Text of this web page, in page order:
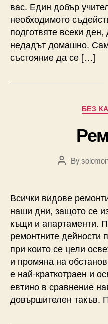
вас. Един добър
необходимото
подготвяте всеки
недадът домашно.
състояние да се […]
БЕЗ
PostBy
Всички видове
наши дни, защото се
къщи и апартаменти.
ремонтните дейности
при които се цели
и промяна на
е най-краткотраен и
евтино в сравнение
довършителен такъв.